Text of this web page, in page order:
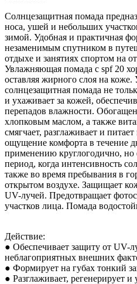
Солнцезащитная помада
носа, ушей и небольших
зимой. Удобная и практичная
незаменимым спутником в
отдыхе и занятиях спортом на
Увлажняющая помада с spf 20
оставляя жирного слоя на коже.
солнцезащитная помада не
и ухаживает за кожей,
перепадов влажности.
хлопковым маслом, а также
смягчает, разглаживает и
ощущение комфорта в течение
применению круглогодично, но
период, когда интенсивность
также во время пребывания в
открытом воздухе. Защищает
UV-лучей. Предотвращает
участков лица. Помада
Действие:
● Обеспечивает защиту от UV-
неблагоприятных внешних
● Формирует на губах тонкий
● Разглаживает, регенерирует